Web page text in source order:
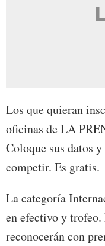
Los que quieran
oficinas de LA
Coloque sus datos
competir. Es gratis.
La categoría
en efectivo y
reconocerán con